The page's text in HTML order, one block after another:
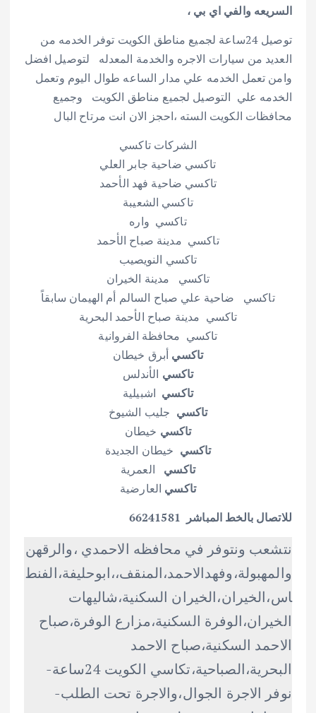
السريعه والفي اي بي ،
توصيل 24ساعة لجميع مناطق الكويت توفر الخدمه من
العديد من سيارات الاجره والخدمة المعدله لتوصيل افضل
وامن تعمل الخدمه علي مدار الساعه طوال اليوم وتعمل
الخدمه علي التوصيل لجميع مناطق الكويت وجميع
محافظات الكويت السته ،احجز الان انت مرتاح البال
الشركات تاكسي
تاكسي ضاحية جابر العلي
تاكسي ضاحية فهد الأحمد
تاكسي الشعيبة
تاكسي واره
تاكسي مدينة صباح الأحمد
تاكسي النويصيب
تاكسي مدينة الخيران
تاكسي ضاحية علي صباح السالم أم الهيمان سابقاً
تاكسي مدينة صباح الأحمد البحرية
تاكسي محافظة الفروانية
تاكسي أبرق خيطان
تاكسي الأندلس
تاكسي اشبيلية
تاكسي جليب الشيوخ
تاكسي خيطان
تاكسي خيطان الجديدة
تاكسي العمرية
تاكسي العارضية
للاتصال بالخط المباشر 66241581
نتشعب ونتوفر في محافظه الاحمدي ،والرقهن
والمهبولة،وفهدالاحمد،المنقف،،ابوحليفة،الفنط
اس،الخيران،الخيران السكنية،شاليهات
الخيران،الوفرة السكنية،مزارع الوفرة،صباح
الاحمد السكنية،صباح الاحمد
البحرية،الصباحية،تكاسي الكويت 24ساعة-
نوفر الاجرة الجوال،والاجرة تحت الطلب-